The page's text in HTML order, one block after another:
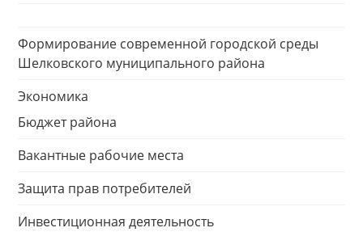
Формирование современной городской среды
Шелковского муниципального района
Экономика
Бюджет района
Вакантные рабочие места
Защита прав потребителей
Инвестиционная деятельность